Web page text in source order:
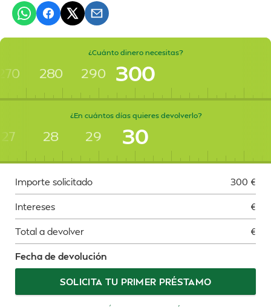
¿Cuánto dinero necesitas?
280 290 300
¿En cuántos días quieres devolverlo?
27 28 29 30
Importe solicitado 300 €
Intereses €
Total a devolver €
Fecha de devolución
SOLICITA TU PRIMER PRÉSTAMO